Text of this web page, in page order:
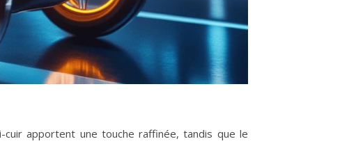
apportent une touche raffinée, tandis que le